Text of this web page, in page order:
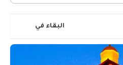
البقاء في